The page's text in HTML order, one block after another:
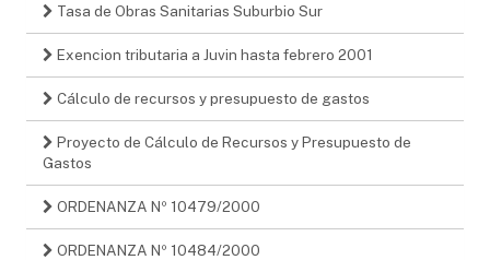
Tasa de Obras Sanitarias Suburbio Sur
Exencion tributaria a Juvin hasta febrero 2001
Cálculo de recursos y presupuesto de gastos
Proyecto de Cálculo de Recursos y Presupuesto de
Gastos
ORDENANZA Nº 10479/2000
ORDENANZA Nº 10484/2000